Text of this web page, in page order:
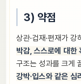
3) 약점
상관·겁재·편재가 강
박감, 스스로에 대한
구조는 성과를 크게
강박·입스와 같은 심